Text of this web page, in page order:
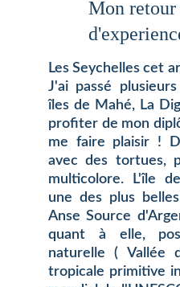
Les Seychelles cet
J'ai passé
îles de Mahé, La
profiter de mon
me faire plaisir !
avec des tortues,
multicolore. L'île
une des plus
Anse Source
quant à elle,
naturelle (
tropicale primitive
Mon retour